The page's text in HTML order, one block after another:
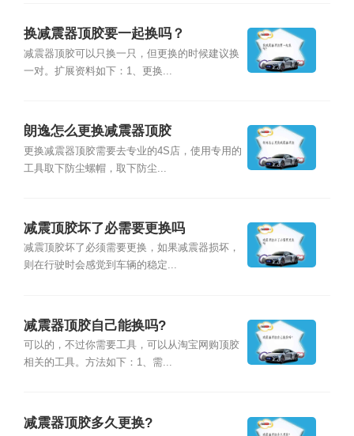
换减震器顶胶要一起换吗？
减震器顶胶可以只换一只，但更换的时候建议换
一对。扩展资料如下：1、更换...
朗逸怎么更换减震器顶胶
更换减震器顶胶需要去专业的4S店，使用专用的
工具取下防尘螺帽，取下防尘...
减震顶胶坏了必需要更换吗
减震顶胶坏了必须需要更换，如果减震器损坏，
则在行驶时会感觉到车辆的稳定...
减震器顶胶自己能换吗?
可以的，不过你需要工具，可以从淘宝网购顶胶
相关的工具。方法如下：1、需...
减震器顶胶多久更换?